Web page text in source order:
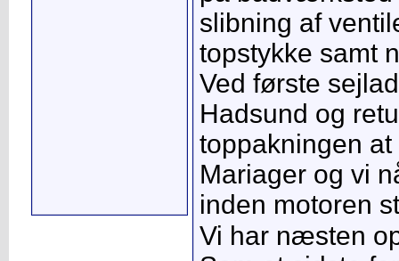
slibning af
topstykke samt
Ved første
Hadsund og
toppakningen
Mariager og vi
inden motoren
Vi har næsten